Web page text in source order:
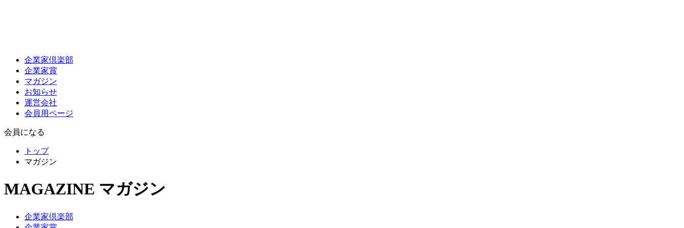
企業家倶楽部
企業家賞
マガジン
お知らせ
運営会社
会員用ページ
会員になる
トップ
マガジン
MAGAZINE マガジン
企業家倶楽部